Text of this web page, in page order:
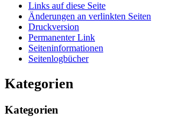
Links auf diese Seite
Änderungen an verlinkten Seiten
Druckversion
Permanenter Link
Seiten­­informationen
Seitenlogbücher
Kategorien
Kategorien